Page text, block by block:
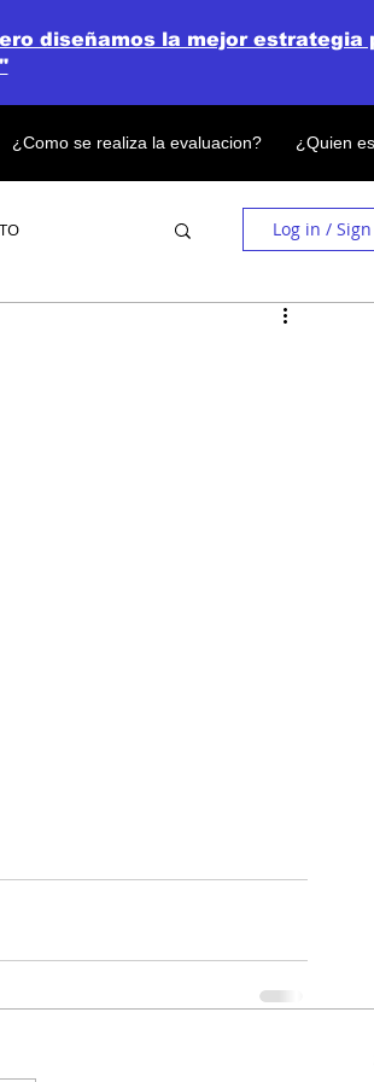
¿Como se realiza la evaluacion? ¿Quien
diseñamos la mejor estrategia
Log in /